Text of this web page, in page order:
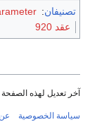
تصنيفان:
عقد 920
آخر تعديل لهذه الصفحة كان في 05:17,
سياسة الخصوصية